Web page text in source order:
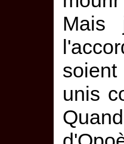
Mais
unis